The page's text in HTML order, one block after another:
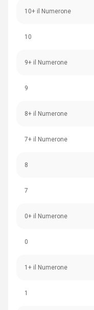
10+ il Numerone
10
9+ il Numerone
9
8+ il Numerone
7+ il Numerone
8
7
0+ il Numerone
0
1+ il Numerone
1